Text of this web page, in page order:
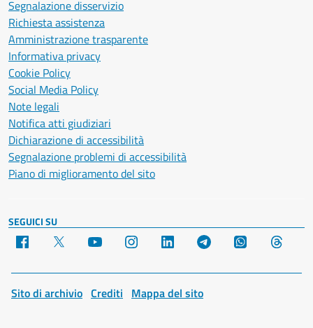
Segnalazione disservizio
Richiesta assistenza
Amministrazione trasparente
Informativa privacy
Cookie Policy
Social Media Policy
Note legali
Notifica atti giudiziari
Dichiarazione di accessibilità
Segnalazione problemi di accessibilità
Piano di miglioramento del sito
SEGUICI SU
Facebook YouTube Instagram LinkedIn Telegram WhatsApp
Sito di archivio Crediti Mappa del sito